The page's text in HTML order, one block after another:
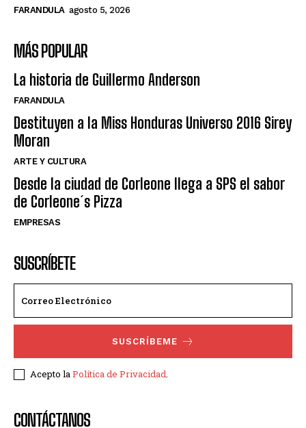
FARANDULA agosto 5, 2026
MÁS POPULAR
La historia de Guillermo Anderson
FARANDULA
Destituyen a la Miss Honduras Universo 2016 Sirey
Moran
ARTE Y CULTURA
Desde la ciudad de Corleone llega a SPS el sabor
de Corleone´s Pizza
EMPRESAS
SUSCRÍBETE
SUSCRÍBEME
Acepto laPolítica de Privacidad.
CONTÁCTANOS